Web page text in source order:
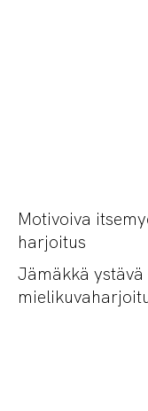
Motivoiva
harjoitus
Jämäkkä ystävä